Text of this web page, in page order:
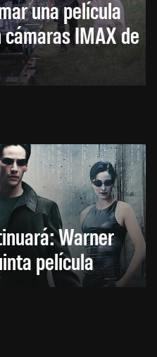
una película
IMAX de
Warner
película